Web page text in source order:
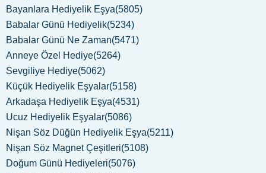
Bayanlara Hediyelik Eşya(5805)
Babalar Günü Hediyelik(5234)
Babalar Günü Ne Zaman(5471)
Anneye Özel Hediye(5264)
Sevgiliye Hediye(5062)
Küçük Hediyelik Eşyalar(5158)
Arkadaşa Hediyelik Eşya(4531)
Ucuz Hediyelik Eşyalar(5086)
Nişan Söz Düğün Hediyelik Eşya(5211)
Nişan Söz Magnet Çeşitleri(5108)
Doğum Günü Hediyeleri(5076)